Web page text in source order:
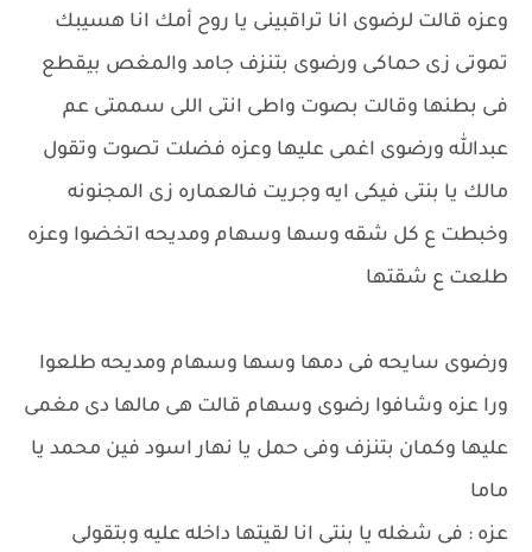
وعزه قالت لرضوى انا تراقبينى يا روح أمك انا هسيبك
تموتى زى حماكى ورضوى بتنزف جامد والمغص بيقطع
فى بطنها وقالت بصوت واطى انتى اللى سممتى عم
عبدالله ورضوى اغمى عليها وعزه فضلت تصوت وتقول
مالك يا بنتى فيكى ايه وجريت فالعماره زى المجنونه
وخبطت ع كل شقه وسها وسهام ومديحه اتخضوا وعزه
طلعت ع شقتها
ورضوى سايحه فى دمها وسها وسهام ومديحه طلعوا
ورا عزه وشافوا رضوى وسهام قالت هى مالها دى مغمى
عليها وكمان بتنزف وفى حمل يا نهار اسود فين محمد يا
ماما
عزه : فى شغله يا بنتى انا لقيتها داخله عليه وبتقولى